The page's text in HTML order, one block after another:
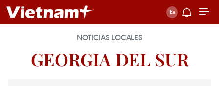
NOTICIAS LOCALES
GEORGIA DEL SUR